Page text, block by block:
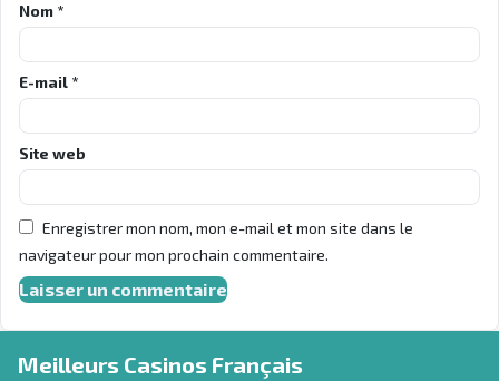
Nom *
E-mail *
Site web
Enregistrer mon nom, mon e-mail et mon site dans le
navigateur pour mon prochain commentaire.
Meilleurs Casinos Français